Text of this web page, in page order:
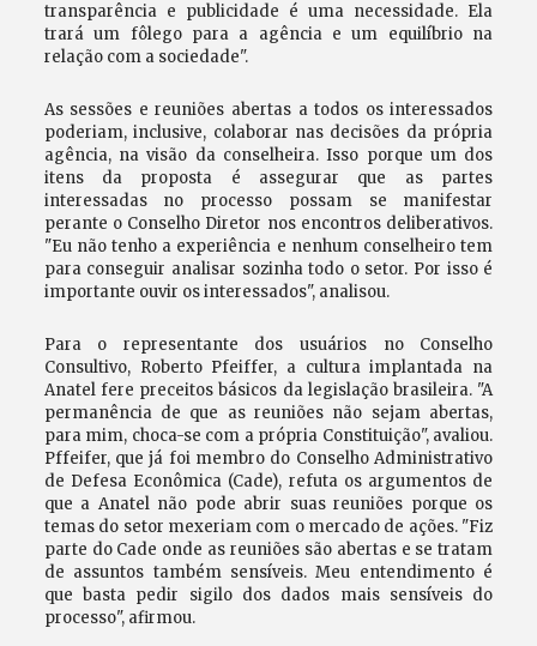
transparência e publicidade é uma necessidade. Ela
trará um fôlego para a agência e um equilíbrio na
relação com a sociedade".
As sessões e reuniões abertas a todos os interessados
poderiam, inclusive, colaborar nas decisões da própria
agência, na visão da conselheira. Isso porque um dos
itens da proposta é assegurar que as partes
interessadas no processo possam se manifestar
perante o Conselho Diretor nos encontros deliberativos.
"Eu não tenho a experiência e nenhum conselheiro tem
para conseguir analisar sozinha todo o setor. Por isso é
importante ouvir os interessados", analisou.
Para o representante dos usuários no Conselho
Consultivo, Roberto Pfeiffer, a cultura implantada na
Anatel fere preceitos básicos da legislação brasileira. "A
permanência de que as reuniões não sejam abertas,
para mim, choca-se com a própria Constituição", avaliou.
Pffeifer, que já foi membro do Conselho Administrativo
de Defesa Econômica (Cade), refuta os argumentos de
que a Anatel não pode abrir suas reuniões porque os
temas do setor mexeriam com o mercado de ações. "Fiz
parte do Cade onde as reuniões são abertas e se tratam
de assuntos também sensíveis. Meu entendimento é
que basta pedir sigilo dos dados mais sensíveis do
processo", afirmou.